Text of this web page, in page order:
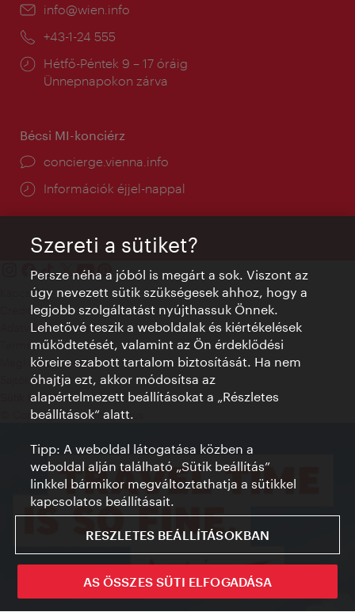
E-
info@wien.info
Telefon:
+43-1-24 555
Nyitva
tartás:
Hétfő-Péntek 9 – 17 óráig
Ünnepnapokon zárva
Bécsi MI-konciérz
concierge.vienna.info
Információk éjjel-nappal
Kapcsolat
Credits
Adatvédelmi nyilatkozat
Terms of Use
Megközelíthetőség
Sajtókapcsolat
Sütik beállítása
© Copyright WienTourismus
Szereti a sütiket?
Persze néha a jóból is megárt a sok. Viszont az
úgy nevezett sütik szükségesek ahhoz, hogy a
legjobb szolgáltatást nyújthassuk Önnek.
Lehetővé teszik a weboldalak és kiértékelések
működtetését, valamint az Ön érdeklődési
köreire szabott tartalom biztosítását. Ha nem
óhajtja ezt, akkor módosítsa az
alapértelmezett beállításokat a „Részletes
beállítások“ alatt.
Tipp: A weboldal látogatása közben a
weboldal alján található „Sütik beállítás”
linkkel bármikor megváltoztathatja a sütikkel
kapcsolatos beállításait.
RESZLETES BEÁLLÍTÁSOKBAN
AS ÖSSZES SÜTI ELFOGADÁSA